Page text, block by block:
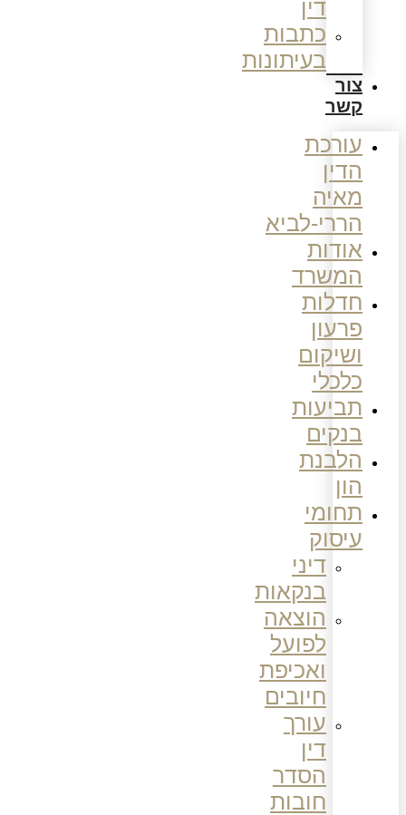
דין
כתבות
בעיתונות
צור
קשר
עורכת
הדין
מאיה
הררי-לביא
אודות
המשרד
חדלות
פרעון
ושיקום
כלכלי
תביעות
בנקים
הלבנת
הון
תחומי
עיסוק
דיני
בנקאות
הוצאה
לפועל
ואכיפת
חיובים
עורך
דין
הסדר
חובות